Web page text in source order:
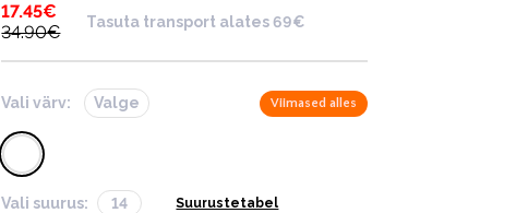
17.45€
34.90€
Tasuta transport alates 69€
Vali värv: Valge Viimased alles
Vali suurus: 14 Suurustetabel